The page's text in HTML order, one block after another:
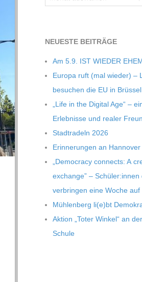
NEU­ESTE BEITRÄGE
Am 5.9. IST WIEDER
Europa ruft (mal wie­der) –
besu­chen die EU in
„Life in the Digi­tal Age“ –
Erleb­nisse und rea­ler
Stadt­ra­deln 2026
Erin­ne­run­gen an Hannover
„Demo­cracy con­nects: A
exch­ange” –
ver­brin­gen eine Woche auf
Müh­len­berg li(e)bt
Aktion „Toter Win­kel“ an
Schule